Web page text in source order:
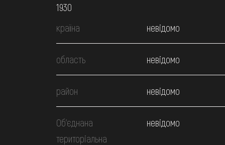
1930
країна
невідомо
область невідомо
район невідомо
Об’єднана
територіальна
невідомо